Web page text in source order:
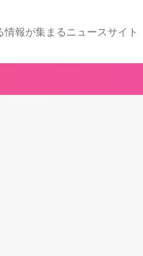
報が集まるニュースサイト